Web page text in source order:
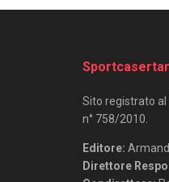
Sito registrato al
n° 758/2010.
Editore:
Direttore